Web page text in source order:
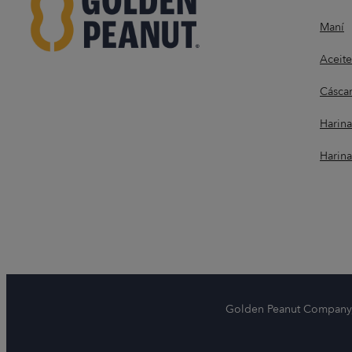
Maní
Golden Peanut